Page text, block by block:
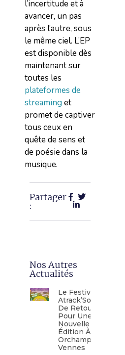
l’incertitude et à
avancer, un pas
après l’autre, sous
le même ciel. L’EP
est disponible dès
maintenant sur
toutes les
plateformes de
streaming et
promet de captiver
tous ceux en
quête de sens et
de poésie dans la
musique.
Partager
:
Nos Autres
Actualités
Le Festival
Atrack’Son
De Retour
Pour Une
Nouvelle
Édition À
Orchamps-
Vennes